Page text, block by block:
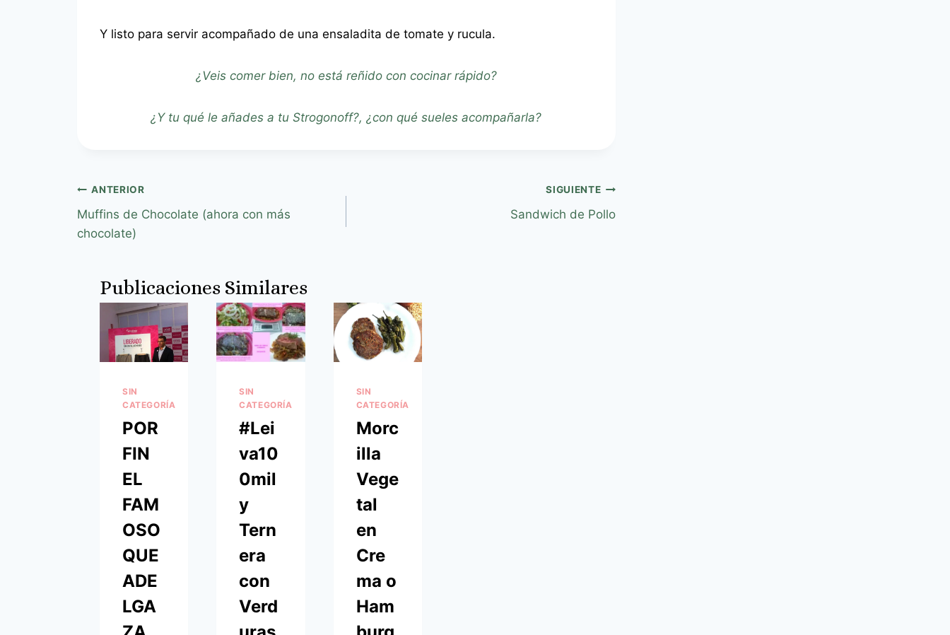
Y listo para servir acompañado de una ensaladita de tomate y rucula.
¿Veis comer bien, no está reñido con cocinar rápido?
¿Y tu qué le añades a tu Strogonoff?, ¿con qué sueles acompañarla?
ANTERIOR
Muffins de Chocolate (ahora con más
chocolate)
SIGUIENTE
Sandwich de Pollo
Publicaciones Similares
SIN
CATEGORÍA
POR
FIN
EL
FAM
OSO
QUE
ADE
LGA
SIN
CATEGORÍA
#Lei
va10
0mil
y
Tern
era
con
Verd
SIN
CATEGORÍA
Morc
illa
Vege
tal
en
Cre
ma o
Ham